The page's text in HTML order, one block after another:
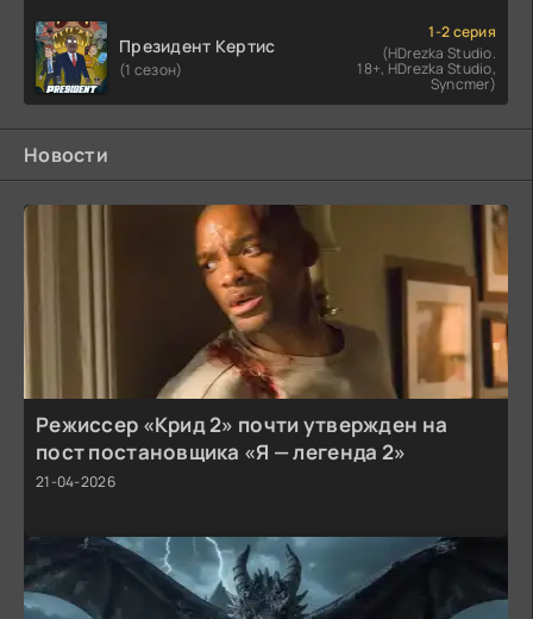
Президент Кертис
(1 сезон)
1-2 серия
(HDrezka Studio.
18+, HDrezka Studio,
Syncmer)
Новости
Режиссер «Крид 2» почти утвержден на
пост постановщика «Я — легенда 2»
21-04-2026